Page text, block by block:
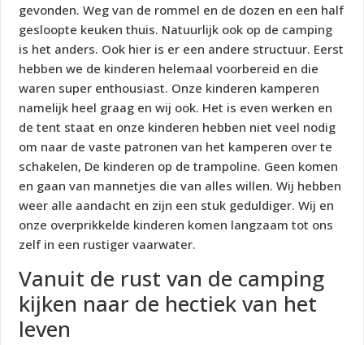
gevonden. Weg van de rommel en de dozen en een half
gesloopte keuken thuis. Natuurlijk ook op de camping
is het anders. Ook hier is er een andere structuur. Eerst
hebben we de kinderen helemaal voorbereid en die
waren super enthousiast. Onze kinderen kamperen
namelijk heel graag en wij ook. Het is even werken en
de tent staat en onze kinderen hebben niet veel nodig
om naar de vaste patronen van het kamperen over te
schakelen, De kinderen op de trampoline. Geen komen
en gaan van mannetjes die van alles willen. Wij hebben
weer alle aandacht en zijn een stuk geduldiger. Wij en
onze overprikkelde kinderen komen langzaam tot ons
zelf in een rustiger vaarwater.
Vanuit de rust van de camping
kijken naar de hectiek van het
leven